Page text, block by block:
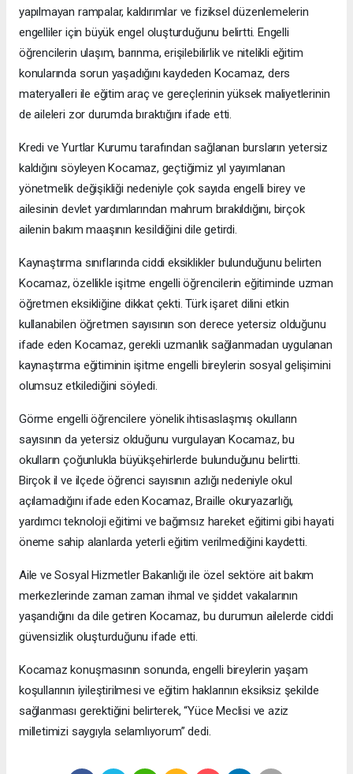
yapılmayan rampalar, kaldırımlar ve fiziksel düzenlemelerin
engelliler için büyük engel oluşturduğunu belirtti. Engelli
öğrencilerin ulaşım, barınma, erişilebilirlik ve nitelikli eğitim
konularında sorun yaşadığını kaydeden Kocamaz, ders
materyalleri ile eğitim araç ve gereçlerinin yüksek maliyetlerinin
de aileleri zor durumda bıraktığını ifade etti.
Kredi ve Yurtlar Kurumu tarafından sağlanan bursların yetersiz
kaldığını söyleyen Kocamaz, geçtiğimiz yıl yayımlanan
yönetmelik değişikliği nedeniyle çok sayıda engelli birey ve
ailesinin devlet yardımlarından mahrum bırakıldığını, birçok
ailenin bakım maaşının kesildiğini dile getirdi.
Kaynaştırma sınıflarında ciddi eksiklikler bulunduğunu belirten
Kocamaz, özellikle işitme engelli öğrencilerin eğitiminde uzman
öğretmen eksikliğine dikkat çekti. Türk işaret dilini etkin
kullanabilen öğretmen sayısının son derece yetersiz olduğunu
ifade eden Kocamaz, gerekli uzmanlık sağlanmadan uygulanan
kaynaştırma eğitiminin işitme engelli bireylerin sosyal gelişimini
olumsuz etkilediğini söyledi.
Görme engelli öğrencilere yönelik ihtisaslaşmış okulların
sayısının da yetersiz olduğunu vurgulayan Kocamaz, bu
okulların çoğunlukla büyükşehirlerde bulunduğunu belirtti.
Birçok il ve ilçede öğrenci sayısının azlığı nedeniyle okul
açılamadığını ifade eden Kocamaz, Braille okuryazarlığı,
yardımcı teknoloji eğitimi ve bağımsız hareket eğitimi gibi hayati
öneme sahip alanlarda yeterli eğitim verilmediğini kaydetti.
Aile ve Sosyal Hizmetler Bakanlığı ile özel sektöre ait bakım
merkezlerinde zaman zaman ihmal ve şiddet vakalarının
yaşandığını da dile getiren Kocamaz, bu durumun ailelerde ciddi
güvensizlik oluşturduğunu ifade etti.
Kocamaz konuşmasının sonunda, engelli bireylerin yaşam
koşullarının iyileştirilmesi ve eğitim haklarının eksiksiz şekilde
sağlanması gerektiğini belirterek, “Yüce Meclisi ve aziz
milletimizi saygıyla selamlıyorum” dedi.